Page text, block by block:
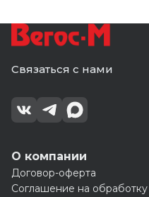
Связаться с нами
О компании
Договор-оферта
Соглашение на